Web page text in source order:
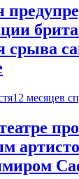
срыва
12 месяцев